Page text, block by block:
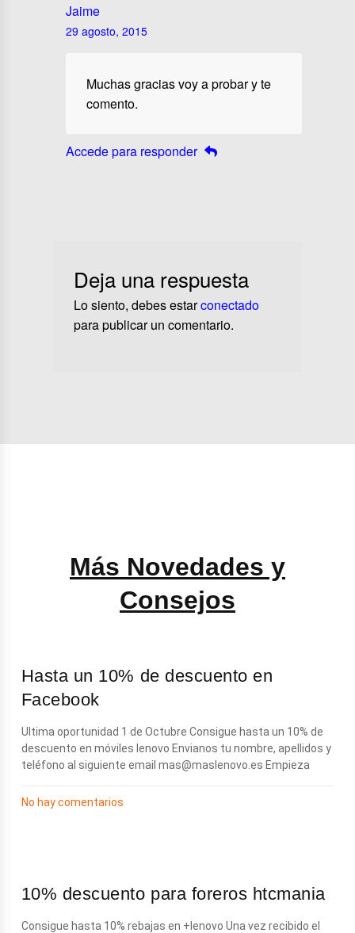
Jaime
29 agosto, 2015
Muchas gracias voy a probar y te
comento.
Accede para responder
Deja una respuesta
Lo siento, debes estarconectado
para publicar un comentario.
Más Novedades y
Consejos
Hasta un 10% de descuento en
Facebook
Ultima oportunidad 1 de Octubre Consigue hasta un 10% de
descuento en móviles lenovo Envianos tu nombre, apellidos y
teléfono al siguiente email mas@maslenovo.es Empieza
No hay comentarios
10% descuento para foreros htcmania
Consigue hasta 10% rebajas en +lenovo Una vez recibido el